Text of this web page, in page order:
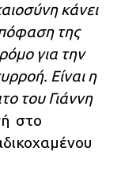
κάνει
της
για την
Είναι η
του Γιάννη
στο